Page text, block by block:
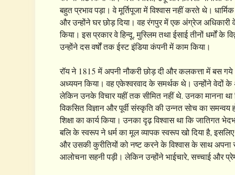
बहुत प्रभाव पड़ा। वे मूर्तिपूजा में विश्वास नहीं करते थे।
और उन्होंने घर छोड़ दिया। वह रंगपुर में एक अंग्रेज
किया। इस प्रकार वे हिन्दू, मुस्लिम तथा ईसाई तीनों धर्मों के
उन्होंने दस वर्षों तक ईस्ट इंडिया कंपनी में काम किया।
रॉय ने 1815 में अपनी नौकरी छोड़ दी और कलकत्ता में बस
अध्ययन किया। वह एकेश्वरवाद के समर्थक थे। उन्होंने वेदों
लेकिन उनके विचार यहीं तक सीमित नहीं थे. उनका मानना
विकसित विज्ञान और पूर्वी संस्कृति की उन्नत सोच का समन्वय
शिक्षा का कार्य किया। उनका दृढ़ विश्वास था कि जातिगत
बलि के स्वरूप ने धर्म का मूल व्यापक स्वरूप खो दिया है,
और उसकी कुरीतियों को नष्ट करने के विश्वास के साथ अपना
आलोचना सहनी पड़ी। लेकिन उन्होंने भाईचारे, सच्चाई और